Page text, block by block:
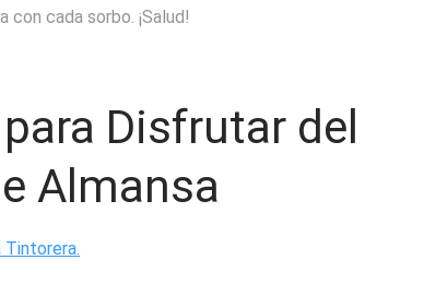
cada sorbo. ¡Salud!
Disfrutar del
Almansa
Tintorera.